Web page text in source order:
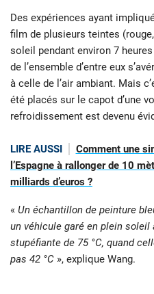
Des expériences ayant
film de plusieurs teintes
soleil pendant environ 7
de l’ensemble d’entre eux
à celle de l’air ambiant. Mais
été placés sur le capot d’une
refroidissement est devenu
LIRE AUSSI
Comment une
l’Espagne à rallonger de 10
milliards d’euros ?
« Un échantillon de peinture
un véhicule garé en plein
stupéfiante de 75 °C, quand
pas 42 °C », explique Wang.